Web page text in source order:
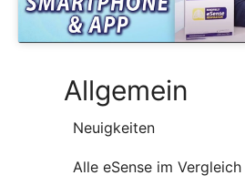
Allgemein
Neuigkeiten
Alle eSense im Vergleich